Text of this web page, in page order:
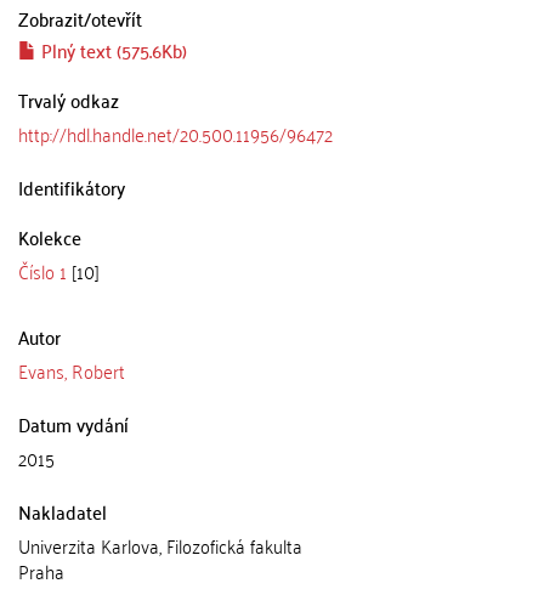
Zobrazit/otevřít
Plný text (575.6Kb)
Trvalý odkaz
http://hdl.handle.net/20.500.11956/96472
Identifikátory
Kolekce
Číslo 1 [10]
Autor
Evans, Robert
Datum vydání
2015
Nakladatel
Univerzita Karlova, Filozofická fakulta
Praha